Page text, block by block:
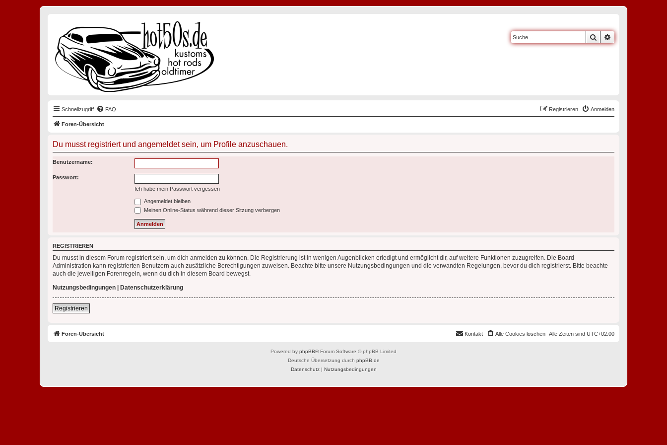
Suche
Schnellzugriff FAQ Anmelden
Registrieren
Foren-Übersicht
Du musst registriert und angemeldet sein, um Profile anzuschauen.
Benutzername:
Passwort:
Ich habe mein Passwort vergessen
Angemeldet bleiben
Meinen Online-Status während dieser Sitzung verbergen
REGISTRIEREN
Du musst in diesem Forum registriert sein, um dich anmelden zu können. Die Registrierung ist in wenigen Augenblicken erledigt und ermöglicht dir, auf weitere Funktionen zuzugreifen. Die Board-
Administration kann registrierten Benutzern auch zusätzliche Berechtigungen zuweisen. Beachte bitte unsere Nutzungsbedingungen und die verwandten Regelungen, bevor du dich registrierst. Bitte beachte
auch die jeweiligen Forenregeln, wenn du dich in diesem Board bewegst.
Nutzungsbedingungen | Datenschutzerklärung
Registrieren
Foren-Übersicht Alle Zeiten sind UTC+02:00
Alle Cookies löschen
Kontakt
Powered by phpBB® Forum Software © phpBB Limited
Deutsche Übersetzung durch phpBB.de
Datenschutz| Nutzungsbedingungen